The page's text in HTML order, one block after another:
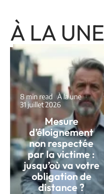
À LA UNE
8 min read À la une
31 juillet 2026
Mesure
d’éloignement
non respectée
par la victime :
jusqu’où va votre
obligation de
distance ?